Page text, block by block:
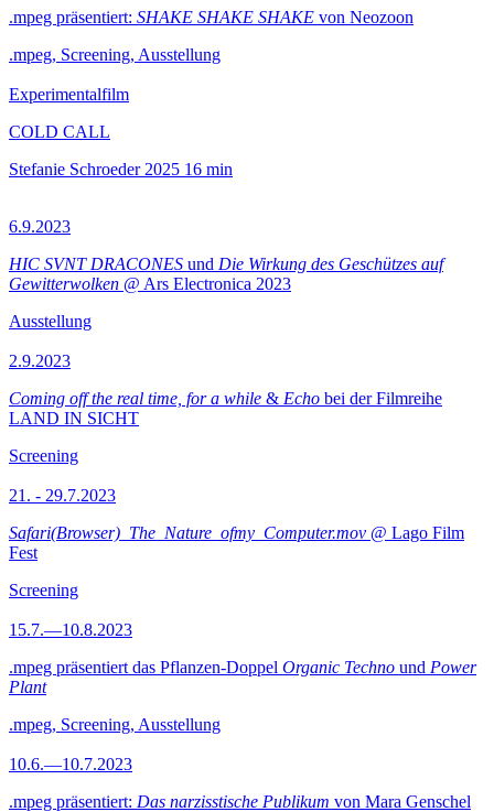
.mpeg präsentiert: SHAKE SHAKE SHAKE von Neozoon
.mpeg, Screening, Ausstellung
Experimentalfilm
COLD CALL
Stefanie Schroeder 2025 16 min
6.9.2023
HIC SVNT DRACONES und Die Wirkung des Geschützes auf
Gewitterwolken @ Ars Electronica 2023
Ausstellung
2.9.2023
Coming off the real time, for a while & Echo bei der Filmreihe
LAND IN SICHT
Screening
21. - 29.7.2023
Safari(Browser)_The_Nature_ofmy_Computer.mov @ Lago Film
Fest
Screening
15.7.—10.8.2023
.mpeg präsentiert das Pflanzen-Doppel Organic Techno und Power
Plant
.mpeg, Screening, Ausstellung
10.6.—10.7.2023
.mpeg präsentiert: Das narzisstische Publikum von Mara Genschel